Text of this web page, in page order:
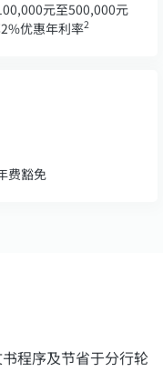
元至500,000元
优惠年利率2
费豁免
程序及节省于分行轮